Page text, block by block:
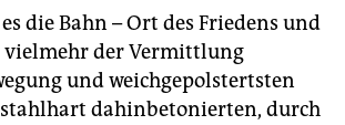
die Bahn – Ort des Friedens und
vielmehr der Vermittlung
und weichgepolstertsten
stahlhart dahinbetonierten, durch